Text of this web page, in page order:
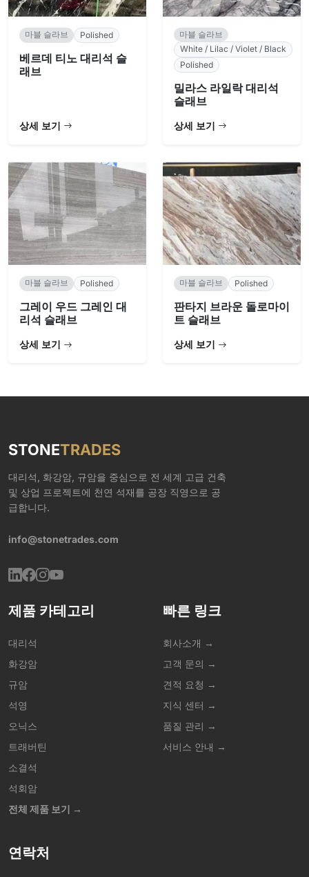
마블 슬라브 Polished
베르데 티노 대리석 슬
래브
상세 보기
마블 슬라브
White / Lilac / Violet / Black
Polished
밀라스 라일락 대리석
슬래브
상세 보기
마블 슬라브 Polished
그레이 우드 그레인 대
리석 슬래브
상세 보기
마블 슬라브 Polished
판타지 브라운 돌로마이
트 슬래브
상세 보기
STONETRADES
대리석, 화강암, 규암을 중심으로 전 세계 고급 건축
및 상업 프로젝트에 천연 석재를 공장 직영으로 공
급합니다.
info@stonetrades.com
제품 카테고리
대리석
화강암
규암
석영
오닉스
트래버틴
소결석
석회암
전체 제품 보기 →
빠른 링크
회사소개 →
고객 문의 →
견적 요청 →
지식 센터 →
품질 관리 →
서비스 안내 →
연락처